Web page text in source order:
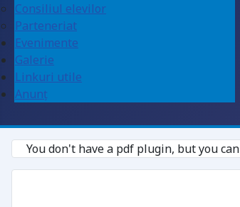
Consiliul elevilor
Parteneriat
Evenimente
Galerie
Linkuri utile
Anunţ
You don't have a pdf plugin, but you can